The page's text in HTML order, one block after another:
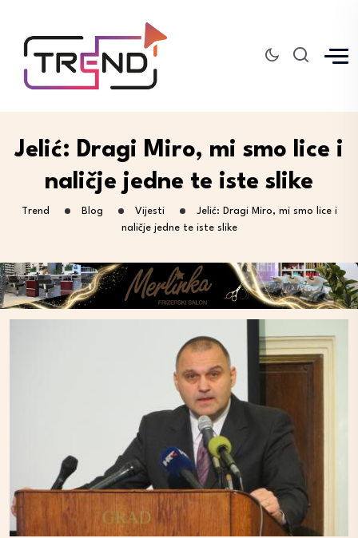
Jelić: Dragi Miro, mi smo lice i
naličje jedne te iste slike
Trend Blog Vijesti
Jelić: Dragi Miro, mi smo lice i
naličje jedne te iste slike